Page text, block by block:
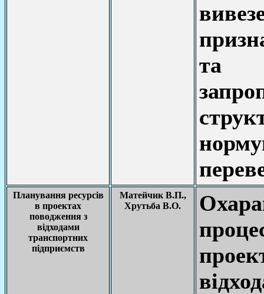
та
Планування ресурсів
в проектах
поводження з
відходами
транспортних
підприємств
Матейчик В.П.,
Хрутьба В.О.